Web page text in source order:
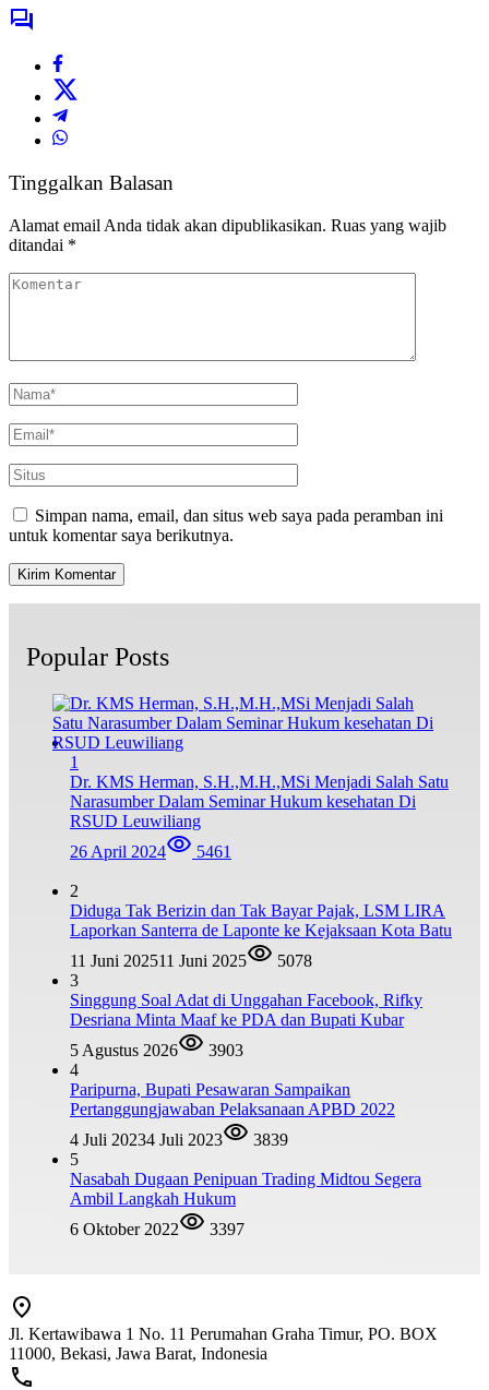
Tinggalkan Balasan
Alamat email Anda tidak akan dipublikasikan. Ruas yang wajib
ditandai *
Simpan nama, email, dan situs web saya pada peramban ini
untuk komentar saya berikutnya.
Popular Posts
1
Dr. KMS Herman, S.H.,M.H.,MSi Menjadi Salah Satu
Narasumber Dalam Seminar Hukum kesehatan Di
RSUD Leuwiliang
26 April 2024
5461
2
Diduga Tak Berizin dan Tak Bayar Pajak, LSM LIRA
Laporkan Santerra de Laponte ke Kejaksaan Kota Batu
11 Juni 202511 Juni 2025
5078
3
Singgung Soal Adat di Unggahan Facebook, Rifky
Desriana Minta Maaf ke PDA dan Bupati Kubar
5 Agustus 2026
3903
4
Paripurna, Bupati Pesawaran Sampaikan
Pertanggungjawaban Pelaksanaan APBD 2022
4 Juli 20234 Juli 2023
3839
5
Nasabah Dugaan Penipuan Trading Midtou Segera
Ambil Langkah Hukum
6 Oktober 2022
3397
Jl. Kertawibawa 1 No. 11 Perumahan Graha Timur, PO. BOX
11000, Bekasi, Jawa Barat, Indonesia